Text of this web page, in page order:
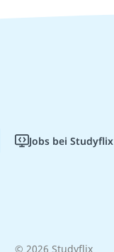
Jobs bei Studyflix
© 2026 Studyflix